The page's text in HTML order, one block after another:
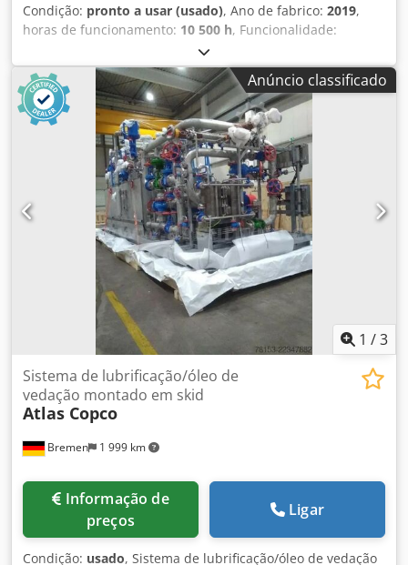
Condição: pronto a usar (usado), Ano de fabrico: 2019,
horas de funcionamento: 10 500 h, Funcionalidade:
, peso total:
(101,97 cv), vazão volumétrica:476 m³/h, pressão (máx.):
13 barra
, tipo de refrigeração:ar, Equipamento:Placa de
identificação disponível, documentação / manual
compressor de parafuso em bom estado, funcionando
perfeitamente, 75 kW, com controlo de frequência.
Codpezrihrjfx Acnerf
Anúncio classificado
1 /3
Bremen 1 999 km
Sistema de lubrificação/óleo de
vedação montado em skid
Atlas Copco
preços
Ligar
Condição: usado, Sistema de lubrificação/óleo de vedação